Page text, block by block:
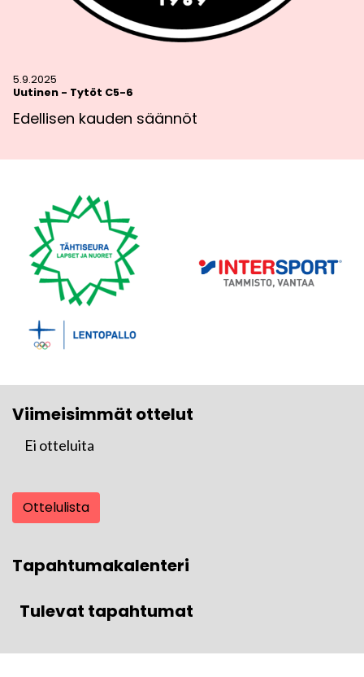
5.9.2025
Uutinen - Tytöt C5-6
Edellisen kauden säännöt
Viimeisimmät ottelut
Ei otteluita
Ottelulista
Tapahtumakalenteri
Tulevat tapahtumat